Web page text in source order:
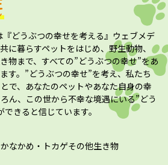
『どうぶつの幸せを考える』ウェブメデ
に暮らすペットをはじめ、野生動物、
物まで、すべての”どうぶつの幸せ”をあ
す。”どうぶつの幸せ”を考え、私たち
で、あなたのペットやあなた自身の幸
ん、この世から不幸な境遇にいる”どう
きると信じています。
なかめ・トカゲその他生き物